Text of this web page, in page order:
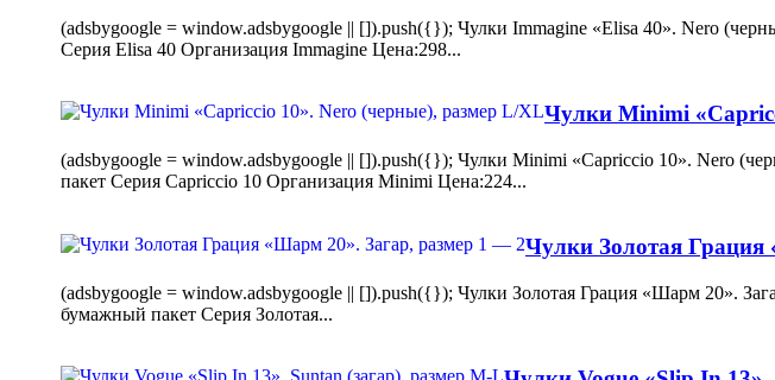
(adsbygoogle = window.adsbygoogle || []).push({}); Чулки Immagine «Elisa 40». Nero
Серия Elisa 40 Организация Immagine Цена:298...
Чулки Minimi
(adsbygoogle = window.adsbygoogle || []).push({}); Чулки Minimi «Capriccio 10». Nero
пакет Серия Capriccio 10 Организация Minimi Цена:224...
Чулки Золотая
(adsbygoogle = window.adsbygoogle || []).push({}); Чулки Золотая Грация «Шарм 20».
бумажный пакет Серия Золотая...